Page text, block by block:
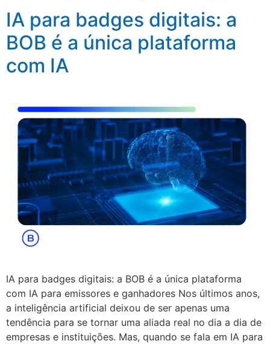
IA para badges digitais: a
BOB é a única plataforma
com IA
IA para badges digitais: a BOB é a única plataforma
com IA para emissores e ganhadores Nos últimos anos,
a inteligência artificial deixou de ser apenas uma
tendência para se tornar uma aliada real no dia a dia de
empresas e instituições. Mas, quando se fala em IA para